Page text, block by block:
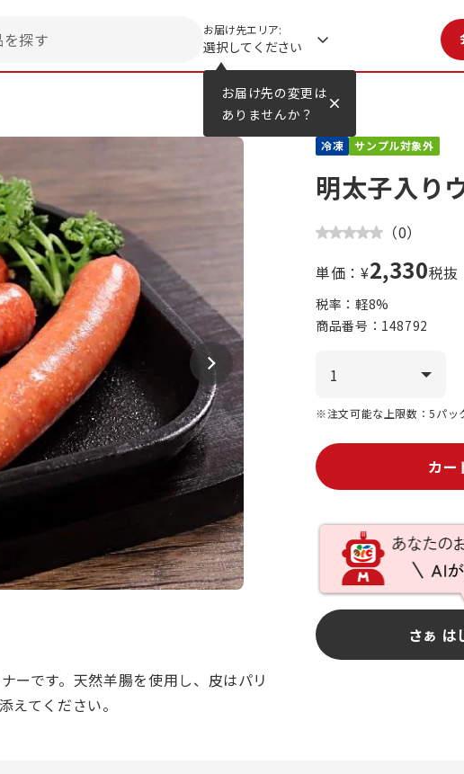
お届け先の変更は
ありませんか？
探す お届け先エリア:
選択してください
冷凍 サンプル対象外
明太子入り
（0）
単価：¥2,330税抜
税率：軽8%
商品番号： 148792
※注文可能な上限数：5パッ
カー
さぁ は
ーです。天然羊腸を使用し、皮はパリ
えてください。